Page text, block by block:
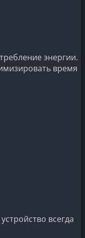
энергии.
время
всегда